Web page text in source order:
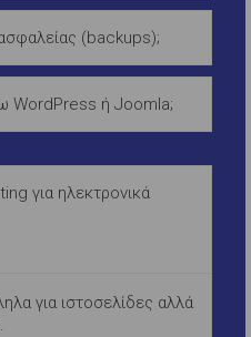
(backups);
WordPress ή Joomla;
για ηλεκτρονικά
για ιστοσελίδες αλλά